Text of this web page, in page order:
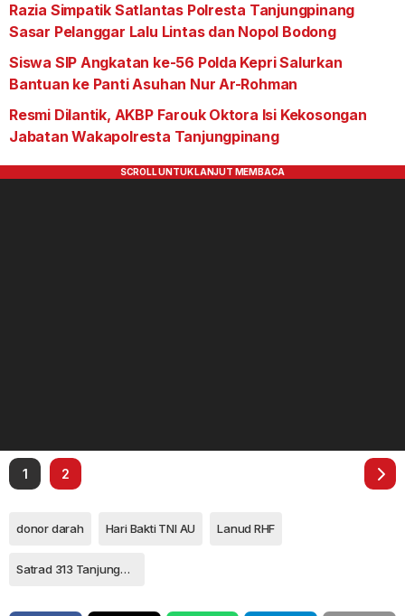
Razia Simpatik Satlantas Polresta Tanjungpinang
Sasar Pelanggar Lalu Lintas dan Nopol Bodong
Siswa SIP Angkatan ke-56 Polda Kepri Salurkan
Bantuan ke Panti Asuhan Nur Ar-Rohman
Resmi Dilantik, AKBP Farouk Oktora Isi Kekosongan
Jabatan Wakapolresta Tanjungpinang
1 2
donor darah Hari Bakti TNI AU Lanud RHF
Satrad 313 Tanjungpinang